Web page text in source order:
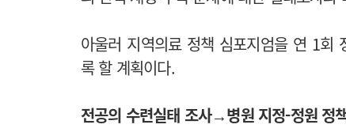
아울러 지역의료 정책 심포지엄을 연 1회
록 할 계획이다.
전공의 수련실태 조사→병원 지정-정원 정